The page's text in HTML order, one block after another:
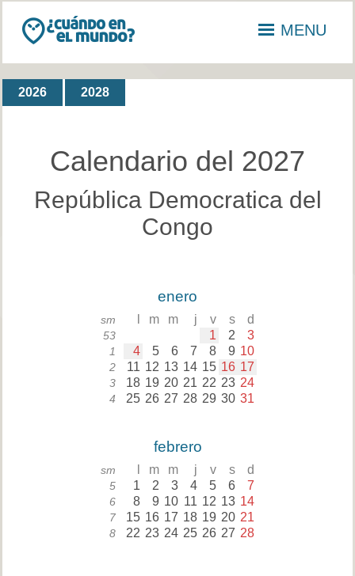
MENU
2026 2028
Calendario del 2027
República Democratica del
Congo
enero
sm m m j v s d
53 1 2 3
1 4 5 6 7 8 9 10
2 11 12 13 14 15 16 17
3 18 19 20 21 22 23 24
4 25 26 27 28 29 30 31
febrero
sm m m j v s d
5 1 2 3 4 5 6 7
6 8 9 10 11 12 13 14
7 15 16 17 18 19 20 21
8 22 23 24 25 26 27 28